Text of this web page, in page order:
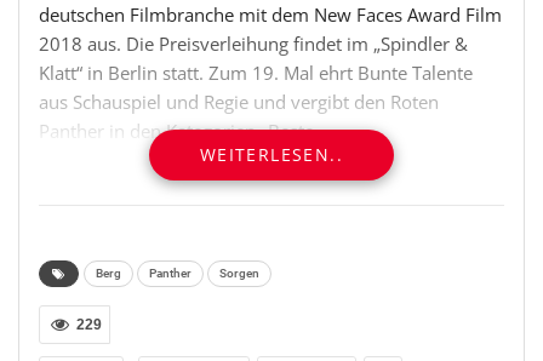
deutschen Filmbranche mit dem New Faces Award Film
2018 aus. Die Preisverleihung findet im „Spindler &
Klatt“ in Berlin statt. Zum 19. Mal ehrt Bunte Talente
aus Schauspiel und Regie und vergibt den Roten
Panther in den Kategorien „Beste
Nachwuchsschauspielerin“, „Bester
Nachwuchsschauspieler“ und „Bester Debütfilm“.
Abends übernimmt Amiaz Habtu, bekannt aus VOX
Prominent.
WEITERLESEN..
Berg Panther Sorgen
229